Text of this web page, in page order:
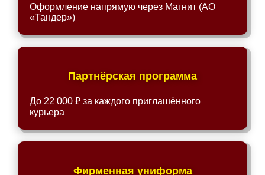
Оформление напрямую через Магнит (АО
«Тандер»)
Партнёрская программа
До 22 000 ₽ за каждого приглашённого
курьера
Фирменная униформа